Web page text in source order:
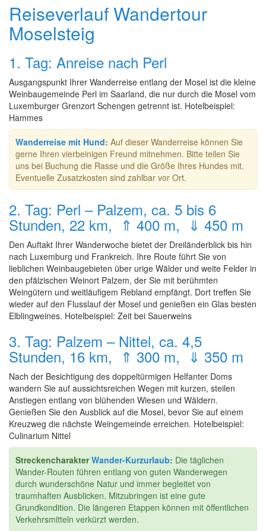
Reiseverlauf Wandertour
Moselsteig
1. Tag: Anreise nach Perl
Ausgangspunkt Ihrer Wanderreise entlang der Mosel ist die kleine
Weinbaugemeinde Perl im Saarland, die nur durch die Mosel vom
Luxemburger Grenzort Schengen getrennt ist. Hotelbeispiel:
Hammes
Wanderreise mit Hund: Auf dieser Wanderreise können Sie
gerne Ihren vierbeinigen Freund mitnehmen. Bitte teilen Sie
uns bei Buchung die Rasse und die Größe Ihres Hundes mit.
Eventuelle Zusatzkosten sind zahlbar vor Ort.
2. Tag: Perl – Palzem, ca. 5 bis 6
Stunden, 22 km, ⇑ 400 m, ⇓ 450 m
Den Auftakt Ihrer Wanderwoche bietet der Dreiländerblick bis hin
nach Luxemburg und Frankreich. Ihre Route führt Sie von
lieblichen Weinbaugebieten über urige Wälder und weite Felder in
den pfälzischen Weinort Palzem, der Sie mit berühmten
Weingütern und weitläufigem Rebland empfängt. Dort treffen Sie
wieder auf den Flusslauf der Mosel und genießen ein Glas besten
Elblingweines. Hotelbeispiel: Zeit bei Sauerweins
3. Tag: Palzem – Nittel, ca. 4,5
Stunden, 16 km, ⇑ 300 m, ⇓ 350 m
Nach der Besichtigung des doppeltürmigen Helfanter Doms
wandern Sie auf aussichtsreichen Wegen mit kurzen, steilen
Anstiegen entlang von blühenden Wiesen und Wäldern.
Genießen Sie den Ausblick auf die Mosel, bevor Sie auf einem
Kreuzweg die nächste Weingemeinde erreichen. Hotelbeispiel:
Culinarium Nittel
StreckencharakterWander-Kurzurlaub: Die täglichen
Wander-Routen führen entlang von guten Wanderwegen
durch wunderschöne Natur und immer begleitet von
traumhaften Ausblicken. Mitzubringen ist eine gute
Grundkondition. Die längeren Etappen können mit öffentlichen
Verkehrsmitteln verkürzt werden.